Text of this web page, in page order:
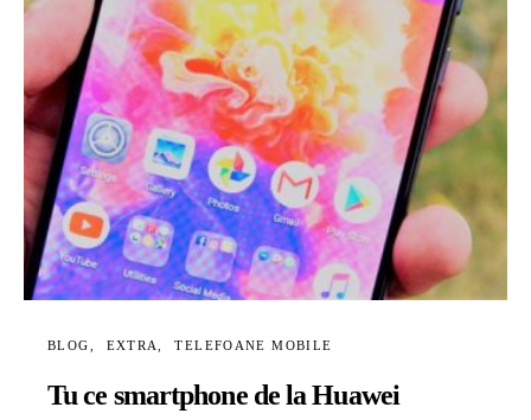
BLOG EXTRA TELEFOANE MOBILE
Tu ce smartphone de la Huawei